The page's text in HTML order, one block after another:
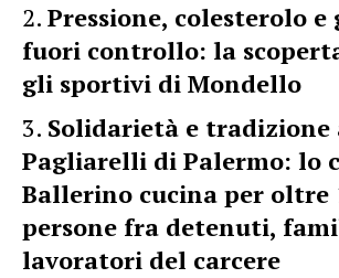
Pressione, colesterolo e
fuori controllo: la
gli sportivi di Mondello
Solidarietà e tradizione
Pagliarelli di Palermo: lo
Ballerino cucina per oltre
persone fra detenuti,
lavoratori del carcere